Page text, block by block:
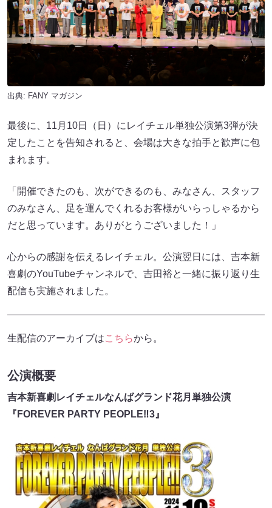
出典: FANY マガジン
最後に、11月10日（日）にレイチェル単独公演第3弾が決
定したことを告知されると、会場は大きな拍手と歓声に包
まれます。
「開催できたのも、次ができるのも、みなさん、スタッフ
のみなさん、足を運んでくれるお客様がいらっしゃるから
だと思っています。ありがとうございました！」
心からの感謝を伝えるレイチェル。公演翌日には、吉本新
喜劇のYouTubeチャンネルで、吉田裕と一緒に振り返り生
配信も実施されました。
生配信のアーカイブはこちらから。
公演概要
吉本新喜劇レイチェルなんばグランド花月単独公演
『FOREVER PARTY PEOPLE‼3』